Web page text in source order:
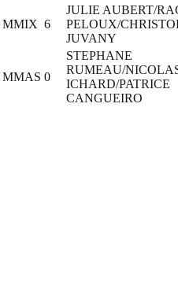
MMIX 6
JULIE AUBERT/
PELOUX/
JUVANY
MMAS 0
STEPHANE
RUMEAU/
ICHARD/PATRICE
CANGUEIRO